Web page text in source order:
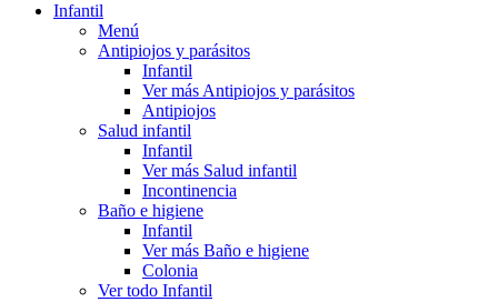
Infantil
Menú
Antipiojos y parásitos
Infantil
Ver más Antipiojos y parásitos
Antipiojos
Salud infantil
Infantil
Ver más Salud infantil
Incontinencia
Baño e higiene
Infantil
Ver más Baño e higiene
Colonia
Ver todo Infantil